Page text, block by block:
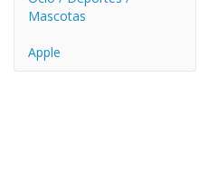
Mascotas
Apple